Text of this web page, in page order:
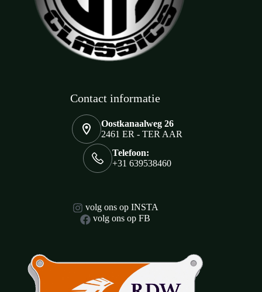
Contact informatie
Oostkanaalweg 26
2461 ER - TER AAR
Telefoon:
+31 639538460
volg ons op INSTA
volg ons op FB